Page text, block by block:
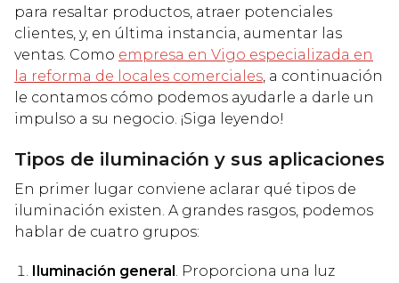
para resaltar productos, atraer potenciales
clientes, y, en última instancia, aumentar las
ventas. Como empresa en Vigo especializada en
la reforma de locales comerciales, a continuación
le contamos cómo podemos ayudarle a darle un
impulso a su negocio. ¡Siga leyendo!
Tipos de iluminación y sus aplicaciones
En primer lugar conviene aclarar qué tipos de
iluminación existen. A grandes rasgos, podemos
hablar de cuatro grupos:
Iluminación general. Proporciona una luz